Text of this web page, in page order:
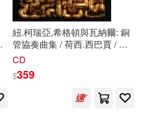
&
紐.柯瑞亞,希格頓與瓦納爾: 銅
管協奏曲集 / 荷西.西巴賈 / 約
瑟夫.艾莉西 / 保羅.詹金斯 / 德
吉爾伯特.朗 / 納許維爾交響樂
團 / 吉安卡洛.格雷羅
(New.Corea, Higdon &
CD
$359